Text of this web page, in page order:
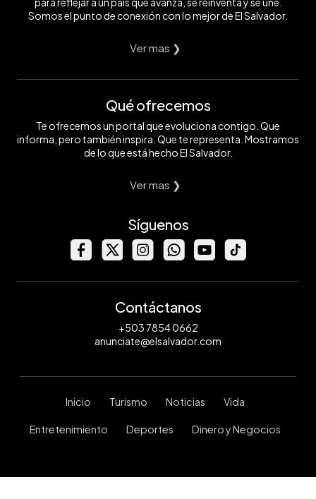
Somos el punto de conexión con lo mejor de El Salvador.
Ver mas ❯
Qué ofrecemos
Te ofrecemos un portal que evoluciona contigo. Que
informa, pero también inspira. Que te representa. Mostramos
de lo que está hecho El Salvador.
Ver mas ❯
Síguenos
Contáctanos
+503 7854 0662
anunciate@elsalvador.com
Inicio Turismo Noticias Vida
Entretenimiento Deportes Dinero y Negocios